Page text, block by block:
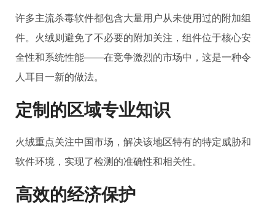
许多主流杀毒软件都包含大量用户从未使用过的附加组
件。火绒则避免了不必要的附加关注，组件位于核心安
全性和系统性能——在竞争激烈的市场中，这是一种令
人耳目一新的做法。
定制的区域专业知识
火绒重点关注中国市场，解决该地区特有的特定威胁和
软件环境，实现了检测的准确性和相关性。
高效的经济保护